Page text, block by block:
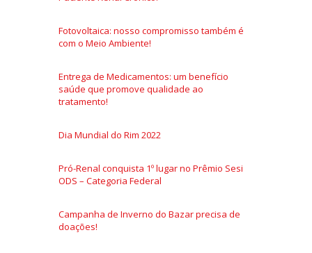
Fotovoltaica: nosso compromisso também é
com o Meio Ambiente!
Entrega de Medicamentos: um benefício
saúde que promove qualidade ao
tratamento!
Dia Mundial do Rim 2022
Pró-Renal conquista 1º lugar no Prêmio Sesi
ODS – Categoria Federal
Campanha de Inverno do Bazar precisa de
doações!